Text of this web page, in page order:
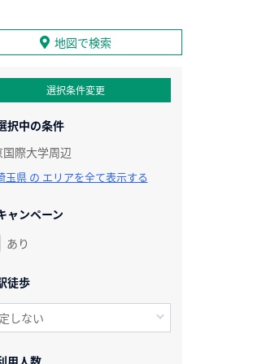
地図で検索
選択条件変更
択中の条件
国際大学周辺
玉県 の エリアを全て表示する
ャンペーン
あり
徒歩
用人数